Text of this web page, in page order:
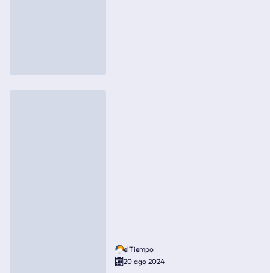
elTiempo
20 ago 2024